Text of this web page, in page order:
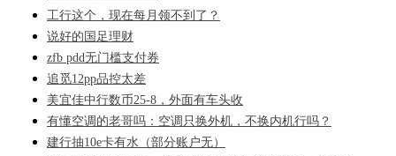
工行这个，现在每月领不到了？
说好的国足理财
zfb pdd无门槛支付券
追觅12pp品控太差
美宜佳中行数币25-8，外面有车头收
有懂空调的老哥吗：空调只换外机，不换内机行吗？
建行抽10e卡有水（部分账户无）